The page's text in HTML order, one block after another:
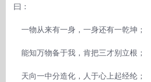
曰：
一物从来有一身，一身还有一乾坤；
能知万物备于我，肯把三才别立根；
天向一中分造化，人于心上起经纶；